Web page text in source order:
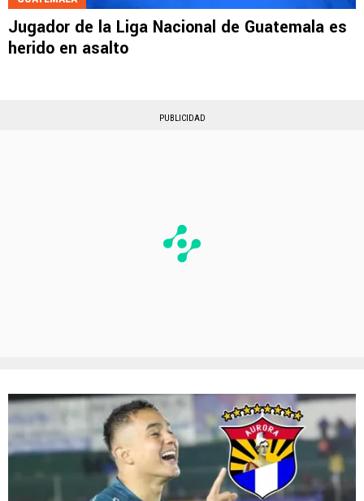
Jugador de la Liga Nacional de Guatemala es
herido en asalto
PUBLICIDAD